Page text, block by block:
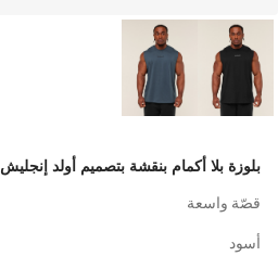
بلوزة بلا أكمام بنقشة بتصميم أولد إنجليش
قصّة واسعة
أسود